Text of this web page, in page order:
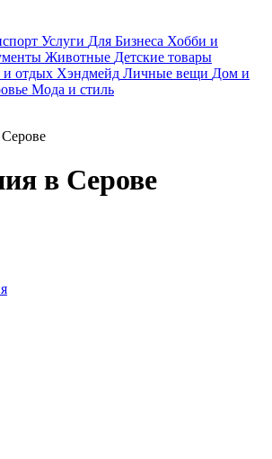
Услуги Для Бизнеса Хобби и
Животные Детские товары
и отдых Хэндмейд Личные вещи Дом и
Мода и стиль
в Серове